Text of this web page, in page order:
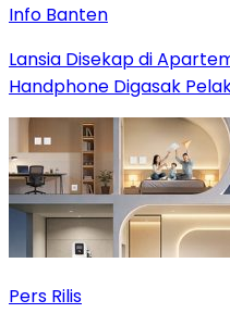
Info Banten
Lansia Disekap di
Handphone Digasak
Pers Rilis